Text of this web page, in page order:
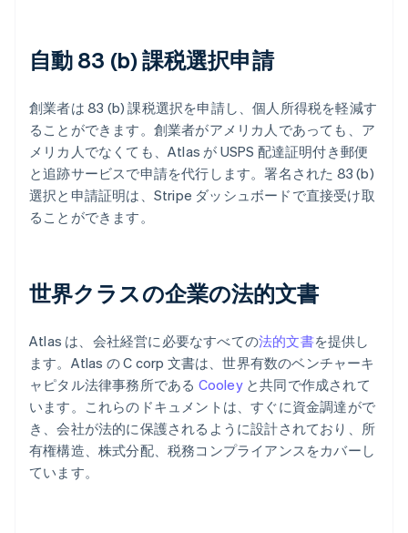
自動 83 (b) 課税選択申請
創業者は 83 (b) 課税選択を申請し、個人所得税を軽減す
ることができます。創業者がアメリカ人であっても、ア
メリカ人でなくても、Atlas が USPS 配達証明付き郵便
と追跡サービスで申請を代行します。署名された 83 (b)
選択と申請証明は、Stripe ダッシュボードで直接受け取
ることができます。
世界クラスの企業の法的文書
Atlas は、会社経営に必要なすべての法的文書を提供し
ます。Atlas の C corp 文書は、世界有数のベンチャーキ
ャピタル法律事務所である Cooleyと共同で作成されて
います。これらのドキュメントは、すぐに資金調達がで
き、会社が法的に保護されるように設計されており、所
有権構造、株式分配、税務コンプライアンスをカバーし
ています。